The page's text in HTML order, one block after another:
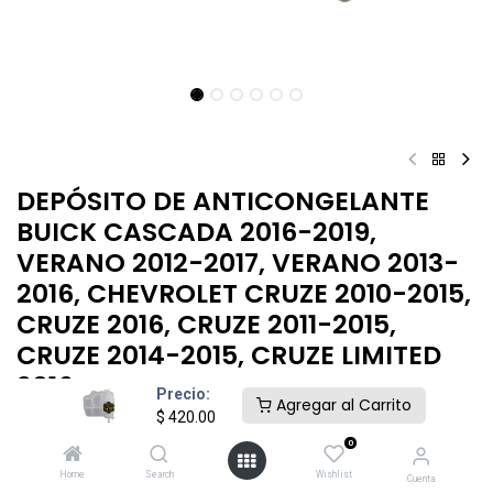
Precio:
$ 420.00
Agregar al Carrito
Home Search
0
Wishlist Cuenta
DEPÓSITO DE ANTICONGELANTE
BUICK CASCADA 2016-2019,
VERANO 2012-2017, VERANO 2013-
2016, CHEVROLET CRUZE 2010-2015,
CRUZE 2016, CRUZE 2011-2015,
CRUZE 2014-2015, CRUZE LIMITED
2016
420.00